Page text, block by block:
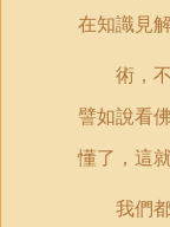
在知識見
術，
譬如說看
懂了，這
我們